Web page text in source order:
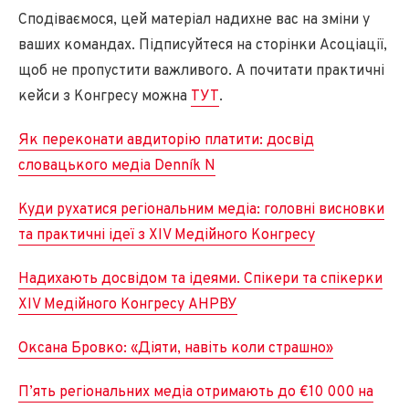
Сподіваємося, цей матеріал надихне вас на зміни у
ваших командах. Підписуйтеся на сторінки Асоціації,
щоб не пропустити важливого. А почитати практичні
кейси з Конгресу можна ТУТ.
Як переконати авдиторію платити: досвід
словацького медіа Denník N
Куди рухатися регіональним медіа: головні висновки
та практичні ідеї з XIV Медійного Конгресу
Надихають досвідом та ідеями. Спікери та спікерки
XIV Медійного Конгресу АНРВУ
Оксана Бровко: «Діяти, навіть коли страшно»
П’ять регіональних медіа отримають до €10 000 на